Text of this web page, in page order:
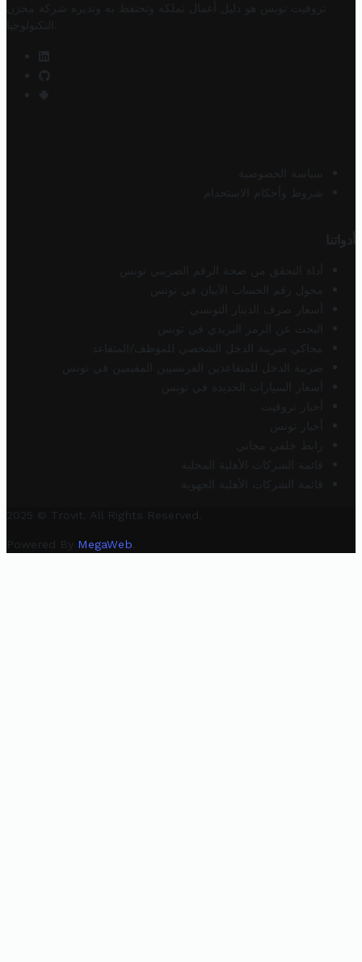
تروفيت تونس هو دليل أعمال تملكه وتحتفظ به وتديره
شركة مخزن
التكنولوجيا
سياسة الخصوصية
شروط وأحكام الاستخدام
أدواتنا
أداة التحقق من صحة الرقم الضريبي تونس
محول رقم الحساب الآيبان في تونس
أسعار صرف الدينار التونسي
البحث عن الرمز البريدي في تونس
محاكي ضريبة الدخل الشخصي للموظف/المتقاعد
ضريبة الدخل للمتقاعدين الفرنسيين المقيمين في تونس
أسعار السيارات الجديدة في تونس
أخبار تروفيت
أخبار تونس
رابط خلفي مجاني
قائمة الشركات الأهلية المحلية
قائمة الشركات الأهلية الجهوية
2025 © Trovit. All Rights Reserved.
Powered By MegaWeb